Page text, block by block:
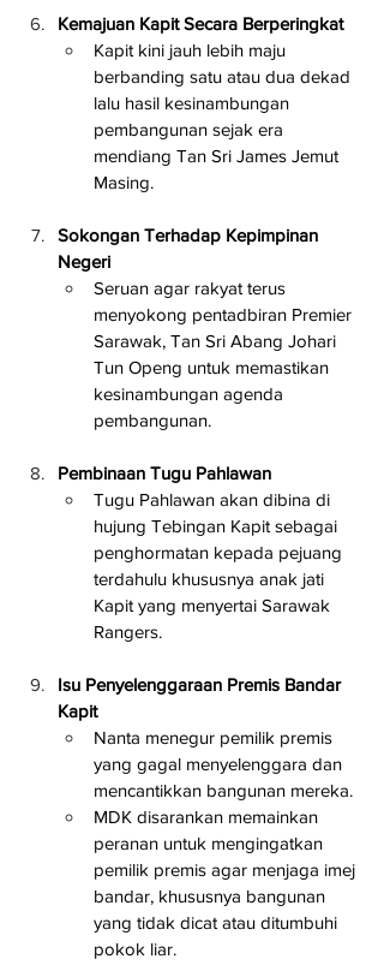
Kemajuan Kapit Secara Berperingkat
Kapit kini jauh lebih maju
berbanding satu atau dua dekad
lalu hasil kesinambungan
pembangunan sejak era
mendiang Tan Sri James Jemut
Masing.
Sokongan Terhadap Kepimpinan
Negeri
Seruan agar rakyat terus
menyokong pentadbiran Premier
Sarawak, Tan Sri Abang Johari
Tun Openg untuk memastikan
kesinambungan agenda
pembangunan.
Pembinaan Tugu Pahlawan
Tugu Pahlawan akan dibina di
hujung Tebingan Kapit sebagai
penghormatan kepada pejuang
terdahulu khususnya anak jati
Kapit yang menyertai Sarawak
Rangers.
Isu Penyelenggaraan Premis Bandar
Kapit
Nanta menegur pemilik premis
yang gagal menyelenggara dan
mencantikkan bangunan mereka.
MDK disarankan memainkan
peranan untuk mengingatkan
pemilik premis agar menjaga imej
bandar, khususnya bangunan
yang tidak dicat atau ditumbuhi
pokok liar.